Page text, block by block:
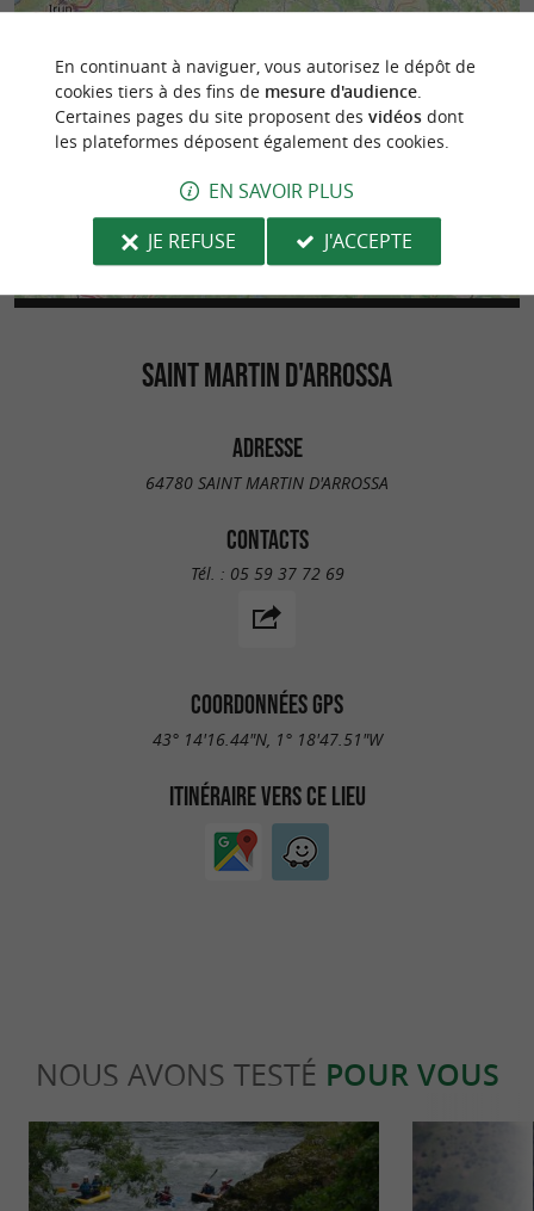
SAINT MARTIN D'ARROSSA
ADRESSE
64780 SAINT MARTIN D'ARROSSA
CONTACTS
Tél. : 05 59 37 72 69
COORDONNÉES GPS
43° 14'16.44"N, 1° 18'47.51"W
ITINÉRAIRE VERS CE LIEU
NOUS AVONS TESTÉ POUR VOUS
En continuant à naviguer, vous autorisez le dépôt de
cookies tiers à des fins de mesure d'audience.
Certaines pages du site proposent des vidéosdont
les plateformes déposent également des cookies.
EN SAVOIR PLUS
JE REFUSE
J'ACCEPTE